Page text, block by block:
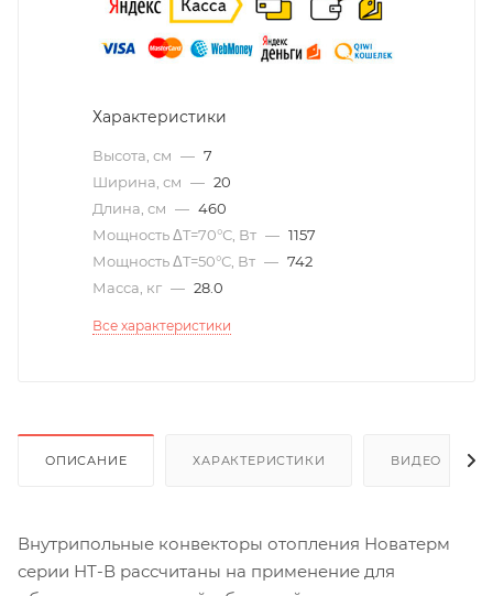
Характеристики
Высота, см — 7
Ширина, см — 20
Длина, см — 460
Мощность ΔT=70°С, Вт — 1157
Мощность ΔT=50°С, Вт — 742
Масса, кг — 28.0
Все характеристики
ОПИСАНИЕ ХАРАКТЕРИСТИКИ ВИДЕО (6)
Внутрипольные конвекторы отопления Новатерм
серии НТ-В рассчитаны на применение для